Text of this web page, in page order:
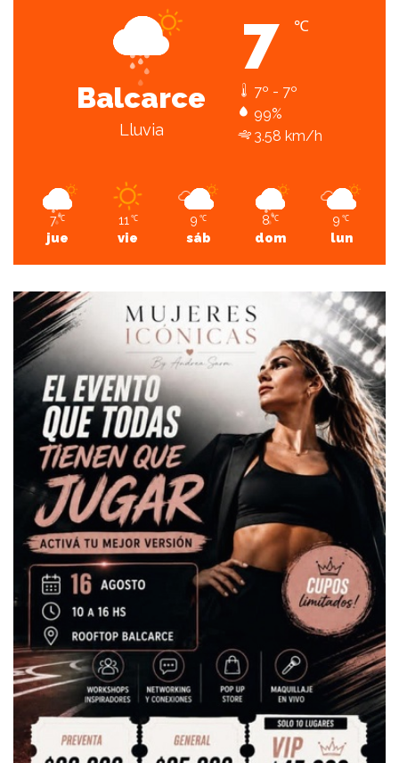
Balcarce
Lluvia
7 ℃
7º - 7º
99%
3.58 km/h
7 ℃
jue
11 ℃
vie
9 ℃
sáb
8 ℃
dom
9 ℃
lun